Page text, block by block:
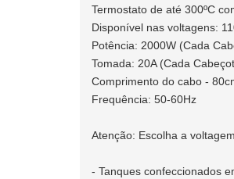
Termostato de até 300ºC
Disponível nas voltagens:
Potência: 2000W (Cada
Tomada: 20A (Cada
Comprimento do cabo -
Frequência: 50-60Hz
Atenção: Escolha a
- Tanques confeccionados